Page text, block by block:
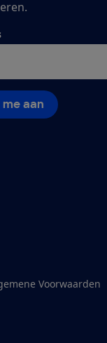
aan
Voorwaarden